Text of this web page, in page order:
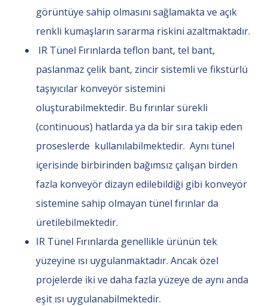
görüntüye sahip olmasını sağlamakta ve açık
renkli kumaşların sararma riskini azaltmaktadır.
IR Tünel Fırınlarda teflon bant, tel bant,
paslanmaz çelik bant, zincir sistemli ve fikstürlü
taşıyıcılar konveyör sistemini
oluşturabilmektedir. Bu fırınlar sürekli
(continuous) hatlarda ya da bir sıra takip eden
proseslerde kullanılabilmektedir. Aynı tünel
içerisinde birbirinden bağımsız çalışan birden
fazla konveyör dizayn edilebildiği gibi konveyör
sistemine sahip olmayan tünel fırınlar da
üretilebilmektedir.
IR Tünel Fırınlarda genellikle ürünün tek
yüzeyine ısı uygulanmaktadır. Ancak özel
projelerde iki ve daha fazla yüzeye de aynı anda
eşit ısı uygulanabilmektedir.